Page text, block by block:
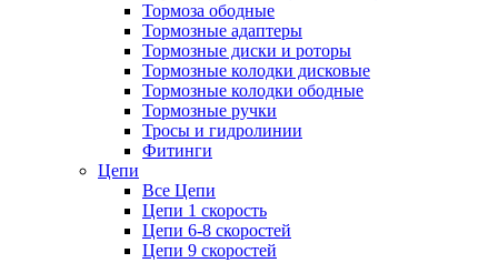
Тормоза ободные
Тормозные адаптеры
Тормозные диски и роторы
Тормозные колодки дисковые
Тормозные колодки ободные
Тормозные ручки
Тросы и гидролинии
Фитинги
Цепи
Все Цепи
Цепи 1 скорость
Цепи 6-8 скоростей
Цепи 9 скоростей